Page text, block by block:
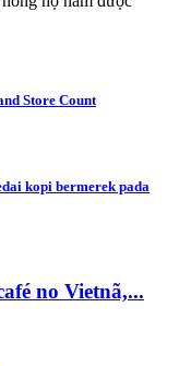
Store Count
kopi bermerek pada
no Vietnã,...